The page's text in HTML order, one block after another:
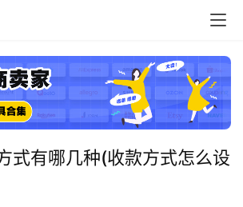
式有哪几种(收款方式怎么设